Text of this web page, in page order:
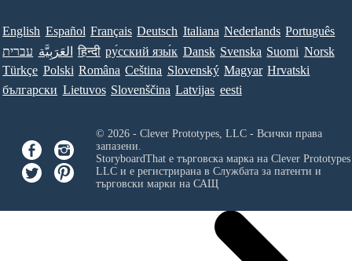
English Español Français Deutsch Italiana Nederlands Português
עברית العَرَبِيَّة हिन्दी ру́сский язы́к Dansk Svenska Suomi Norsk
Türkçe Polski Româna Ceština Slovenský Magyar Hrvatski
български Lietuvos Slovenščina Latvijas eesti
© 2026 - Clever Prototypes, LLC - Всички права
запазени.
StoryboardThat е търговска марка на Clever
LLCи е регистрирана в Службата за патенти и
търговски марки на САЩ